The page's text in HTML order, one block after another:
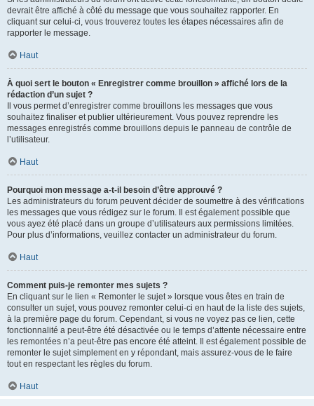
devrait être affiché à côté du message que vous souhaitez rapporter. En
cliquant sur celui-ci, vous trouverez toutes les étapes nécessaires afin de
rapporter le message.
Haut
À quoi sert le bouton « Enregistrer comme brouillon » affiché lors de la
rédaction d’un sujet ?
Il vous permet d’enregistrer comme brouillons les messages que vous
souhaitez finaliser et publier ultérieurement. Vous pouvez reprendre les
messages enregistrés comme brouillons depuis le panneau de contrôle de
l’utilisateur.
Haut
Pourquoi mon message a-t-il besoin d’être approuvé ?
Les administrateurs du forum peuvent décider de soumettre à des vérifications
les messages que vous rédigez sur le forum. Il est également possible que
vous ayez été placé dans un groupe d’utilisateurs aux permissions limitées.
Pour plus d’informations, veuillez contacter un administrateur du forum.
Haut
Comment puis-je remonter mes sujets ?
En cliquant sur le lien « Remonter le sujet » lorsque vous êtes en train de
consulter un sujet, vous pouvez remonter celui-ci en haut de la liste des sujets,
à la première page du forum. Cependant, si vous ne voyez pas ce lien, cette
fonctionnalité a peut-être été désactivée ou le temps d’attente nécessaire entre
les remontées n’a peut-être pas encore été atteint. Il est également possible de
remonter le sujet simplement en y répondant, mais assurez-vous de le faire
tout en respectant les règles du forum.
Haut